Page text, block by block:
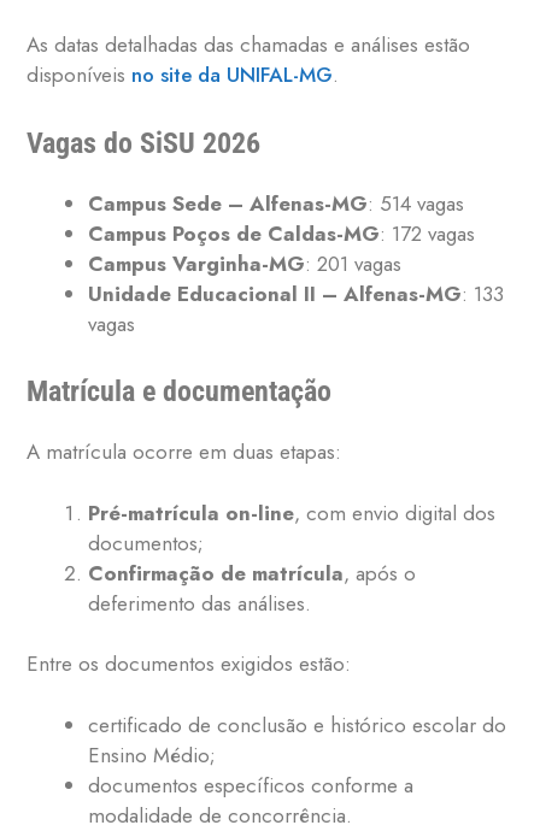
As datas detalhadas das chamadas e análises estão
disponíveis no site da UNIFAL-MG.
Vagas do SiSU 2026
Campus Sede – Alfenas-MG: 514 vagas
Campus Poços de Caldas-MG: 172 vagas
Campus Varginha-MG: 201 vagas
Unidade Educacional II – Alfenas-MG: 133
vagas
Matrícula e documentação
A matrícula ocorre em duas etapas:
Pré-matrícula on-line, com envio digital dos
documentos;
Confirmação de matrícula, após o
deferimento das análises.
Entre os documentos exigidos estão:
certificado de conclusão e histórico escolar do
Ensino Médio;
documentos específicos conforme a
modalidade de concorrência.